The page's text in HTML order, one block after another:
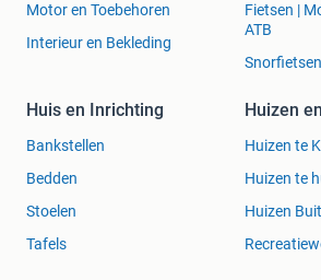
Motor en Toebehoren
Interieur en Bekleding
Fietsen |
ATB
Huis en Inrichting
Bankstellen
Bedden
Stoelen
Tafels
Huizen
Huizen te
Huizen te
Huizen